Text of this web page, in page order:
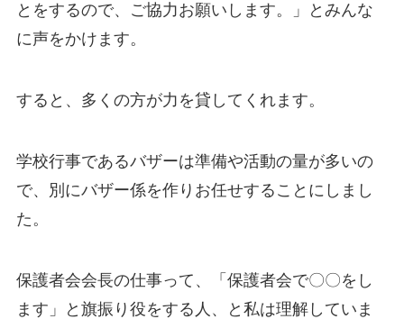
とをするので、ご協力お願いします。」とみんな
に声をかけます。
すると、多くの方が力を貸してくれます。
学校行事であるバザーは準備や活動の量が多いの
で、別にバザー係を作りお任せすることにしまし
た。
保護者会会長の仕事って、「保護者会で〇〇をし
ます」と旗振り役をする人、と私は理解していま